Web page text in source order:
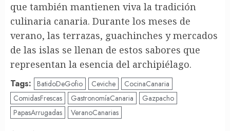
que también mantienen viva la tradición
culinaria canaria. Durante los meses de
verano, las terrazas, guachinches y mercados
de las islas se llenan de estos sabores que
representan la esencia del archipiélago.
Tags: BatidoDeGofio Ceviche
CocinaCanaria
ComidasFrescas
GastronomíaCanaria
Gazpacho
PapasArrugadas
VeranoCanarias